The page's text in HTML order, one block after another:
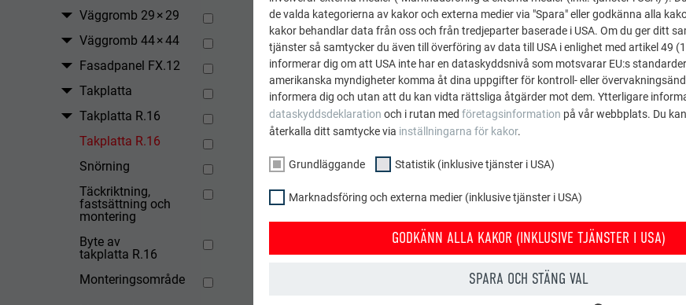
Väggromb 29 × 29
Väggromb 44 × 44
Fasadpanel FX.12
Takplatta
Takplatta R.16
Takplatta R.16
Snörning
Täckriktning,
fastsättning och
montering
Byte av
takplatta R.16
Monteringsområde
TILLBAKA
de valda kategorierna av kakor och externa medier via "Spara" eller godkänna alla
kakor behandlar data från oss och från tredjeparter baserade i USA. Om du ger ditt
tjänster så samtycker du även till överföring av data till USA i enlighet med artikel 49
informerar dig om att USA inte har en dataskyddsnivå som motsvarar EU:s
amerikanska myndigheter komma åt dina uppgifter för kontroll- eller
informera dig och utan att du kan vidta rättsliga åtgärder mot dem. Ytterligare
dataskyddsdeklaration och i rutan med företagsinformation på vår webbplats. Du
återkalla ditt samtycke via inställningarna för kakor.
Grundläggande Statistik (inklusive tjänster i USA)
Marknadsföring och externa medier (inklusive tjänster i USA)
GODKÄNN ALLA KAKOR (INKLUSIVE TJÄNSTER I USA)
SPARA OCH STÄNG VAL